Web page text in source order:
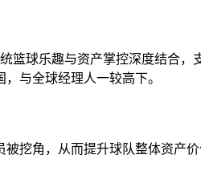
篮球乐趣与资产掌控深度结合，
与全球经理人一较高下。
挖角，从而提升球队整体资产价